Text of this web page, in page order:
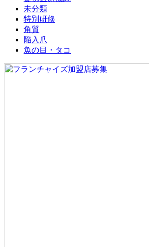
未分類
特別研修
角質
陥入爪
魚の目・タコ